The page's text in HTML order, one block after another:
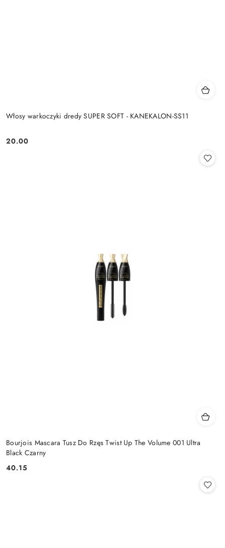
Włosy warkoczyki dredy SUPER SOFT - KANEKALON-SS11
Cena:
20.00
Bourjois Mascara Tusz Do Rzęs Twist Up The Volume 001 Ultra
Black Czarny
Cena:
40.15